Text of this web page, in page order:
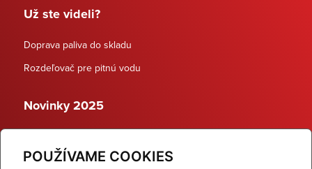
POUŽÍVAME COOKIES
Už ste videli?
Doprava paliva do skladu
Rozdeľovač pre pitnú vodu
Novinky 2025
Dynamické termostatické ventily